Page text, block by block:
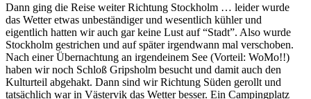
Dann ging die Reise weiter Richtung Stockholm … leider wurde
das Wetter etwas unbeständiger und wesentlich kühler und
eigentlich hatten wir auch gar keine Lust auf “Stadt”. Also wurde
Stockholm gestrichen und auf später irgendwann mal verschoben.
Nach einer Übernachtung an irgendeinem See (Vorteil: WoMo!!)
haben wir noch Schloß Gripsholm besucht und damit auch den
Kulturteil abgehakt. Dann sind wir Richtung Süden gerollt und
tatsächlich war in Västervik das Wetter besser. Ein Campingplatz